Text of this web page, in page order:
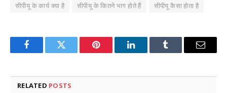
सीपीयू के कार्य क्या है
सीपीयू के कितने भाग होते हैं सीपीयू कैसा होता है
FacebookTwitter Pinterest LinkedInTumblr Email
RELATED POSTS